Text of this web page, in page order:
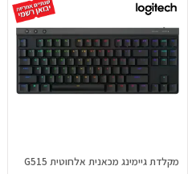
מקלדת גיימינג מכאנית אלחוטית G515